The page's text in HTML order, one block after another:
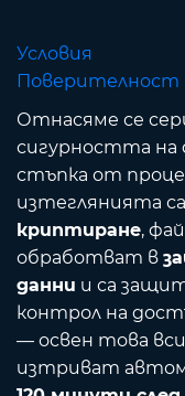
Условия
Поверителност
Отнасяме се
сигурността на
стъпка от
изтеглянията
криптиране,
обработват в
данни и са
контрол на
— освен това
изтриват